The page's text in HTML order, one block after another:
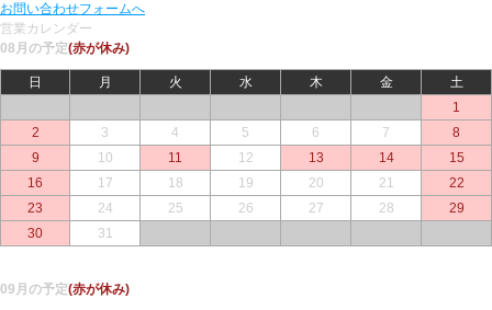
お問い合わせフォームへ
営業カレンダー
08月の予定(赤が休み)
日 月 火 水 木 金
土
1
2
3 4 5 6 7
8
9
10 11 12 13 14
15
16
17 18 19 20 21
22
23
24 25 26 27 28
29
30
31
09月の予定(赤が休み)